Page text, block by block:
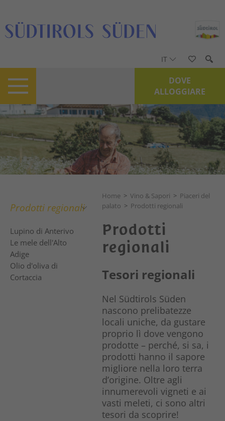
IT
DOVE
ALLOGGIARE
Prodotti regionali
Lupino di Anterivo
Le mele dell'Alto
Adige
Olio d'oliva di
Cortaccia
Home> Vino & Sapori > Piaceri del
palato > Prodotti regionali
Prodotti
regionali
Tesori regionali
Nel Südtirols Süden
nascono prelibatezze
locali uniche, da gustare
proprio lì dove vengono
prodotte – perché, si sa, i
prodotti hanno il sapore
migliore nella loro terra
d’origine. Oltre agli
innumerevoli vigneti e ai
vasti meleti, ci sono altri
tesori da scoprire!